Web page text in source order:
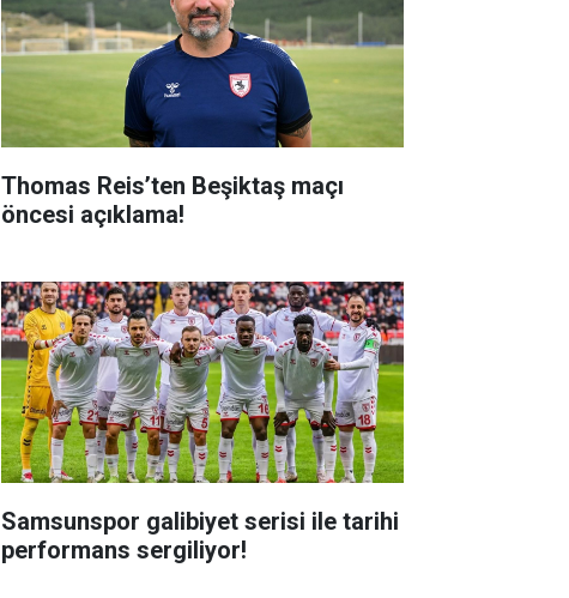
Thomas Reis’ten Beşiktaş maçı
öncesi açıklama!
Samsunspor galibiyet serisi ile tarihi
performans sergiliyor!